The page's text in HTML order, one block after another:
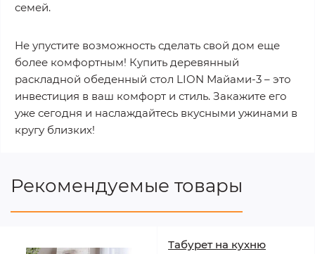
семей.
Не упустите возможность сделать свой дом еще
более комфортным! Купить деревянный
раскладной обеденный стол LION Майами-3 – это
инвестиция в ваш комфорт и стиль. Закажите его
уже сегодня и наслаждайтесь вкусными ужинами в
кругу близких!
Рекомендуемые товары
Табурет на кухню